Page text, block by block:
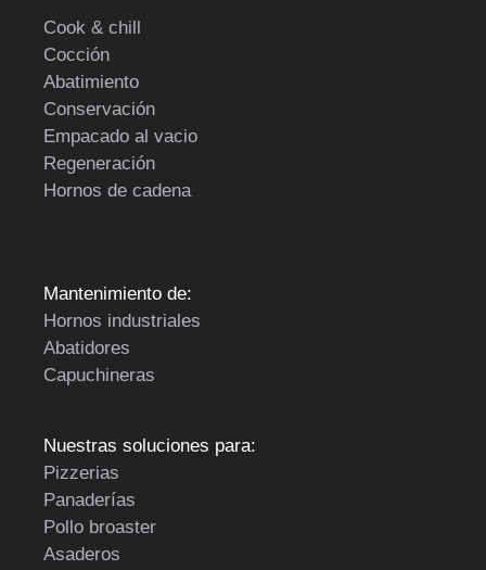
Cook & chill
Cocción
Abatimiento
Conservación
Empacado al vacio
Regeneración
Hornos de cadena
Mantenimiento de:
Hornos industriales
Abatidores
Capuchineras
Nuestras soluciones para:
Pizzerias
Panaderías
Pollo broaster
Asaderos